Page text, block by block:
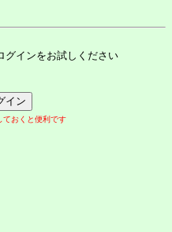
グインをお試しください
ておくと便利です